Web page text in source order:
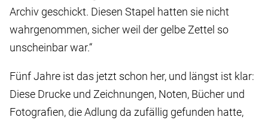
Archiv geschickt. Diesen Stapel hatten sie nicht
wahrgenommen, sicher weil der gelbe Zettel so
unscheinbar war.“
Fünf Jahre ist das jetzt schon her, und längst ist klar:
Diese Drucke und Zeichnungen, Noten, Bücher und
Fotografien, die Adlung da zufällig gefunden hatte,